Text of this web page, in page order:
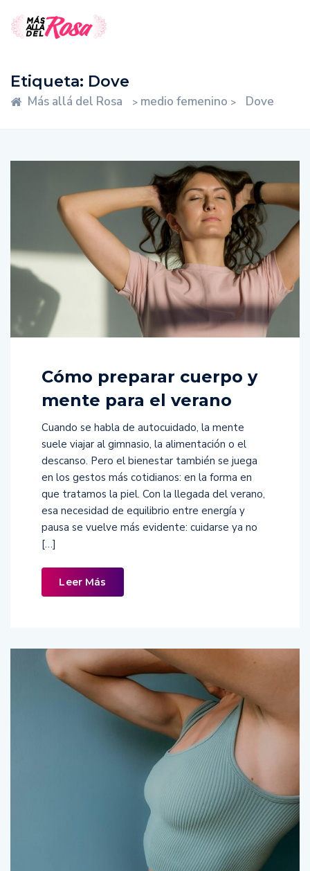
Etiqueta: Dove
Más allá del Rosa > medio femenino > Dove
Cómo preparar cuerpo y
mente para el verano
Cuando se habla de autocuidado, la mente
suele viajar al gimnasio, la alimentación o el
descanso. Pero el bienestar también se juega
en los gestos más cotidianos: en la forma en
que tratamos la piel. Con la llegada del verano,
esa necesidad de equilibrio entre energía y
pausa se vuelve más evidente: cuidarse ya no
[…]
Leer Más